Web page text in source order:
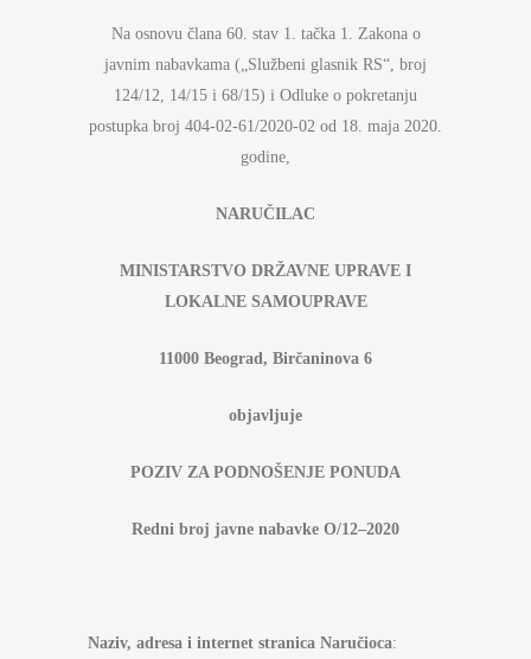
Na osnovu člana 60. stav 1. tačka 1. Zakona o
javnim nabavkama („Službeni glasnik RS“, broj
124/12, 14/15 i 68/15) i Odluke o pokretanju
postupka broj 404-02-61/2020-02 od 18. maja 2020.
godine,
NARUČILAC
MINISTARSTVO DRŽAVNE UPRAVE I
LOKALNE SAMOUPRAVE
11000 Beograd, Birčaninova 6
objavljuje
POZIV ZA PODNOŠENJE PONUDA
Redni broj javne nabavke O/12–2020
Naziv, adresa i internet stranica Naručioca: